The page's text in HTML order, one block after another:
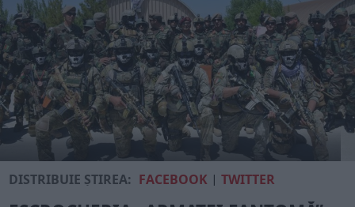
DISTRIBUIE ȘTIREA: FACEBOOK |TWITTER